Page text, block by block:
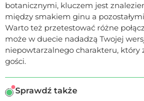
botanicznymi, kluczem jest
między smakiem ginu a
Warto też przetestować różne
może w duecie nadadzą Twojej
niepowtarzalnego charakteru, który
gości.
Sprawdź także